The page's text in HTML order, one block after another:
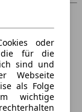
oder
die für die
sind und
Webseite
als Folge
wichtige